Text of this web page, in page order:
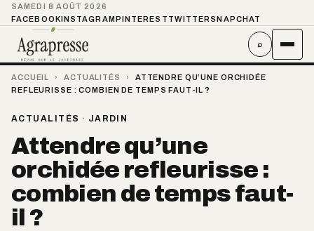
SAMEDI 8 AOÛT 2026
FACEBOOKINSTAGRAMPINTEREST TWITTER SNAPCHAT
⌕
ACCUEIL › ACTUALITÉS ›
ATTENDRE QU’UNE ORCHIDÉE
REFLEURISSE : COMBIEN DE TEMPS FAUT-IL ?
ACTUALITÉS · JARDIN
Attendre qu’une
orchidée refleurisse :
combien de temps faut-
il ?